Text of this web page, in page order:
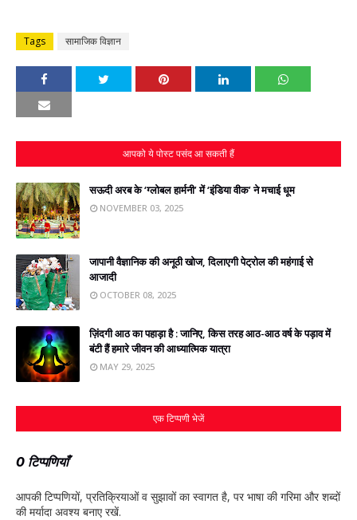
Tags सामाजिक विज्ञान
आपको ये पोस्ट पसंद आ सकती हैं
सऊदी अरब के ‘ग्लोबल हार्मनी’ में ‘इंडिया वीक’ ने मचाई धूम
NOVEMBER 03, 2025
जापानी वैज्ञानिक की अनूठी खोज, दिलाएगी पेट्रोल की महंगाई से
आजादी
OCTOBER 08, 2025
ज़िंदगी आठ का पहाड़ा है : जानिए, किस तरह आठ-आठ वर्ष के पड़ाव में
बंटी हैं हमारे जीवन की आध्यात्मिक यात्रा
MAY 29, 2025
एक टिप्पणी भेजें
0 टिप्पणियाँ
आपकी टिप्‍पणियों, प्रतिक्रियाओं व सुझावों का स्‍वागत है, पर भाषा की गरिमा और शब्‍दों
की मर्यादा अवश्‍य बनाए रखें.